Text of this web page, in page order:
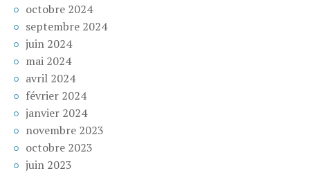
octobre 2024
septembre 2024
juin 2024
mai 2024
avril 2024
février 2024
janvier 2024
novembre 2023
octobre 2023
juin 2023